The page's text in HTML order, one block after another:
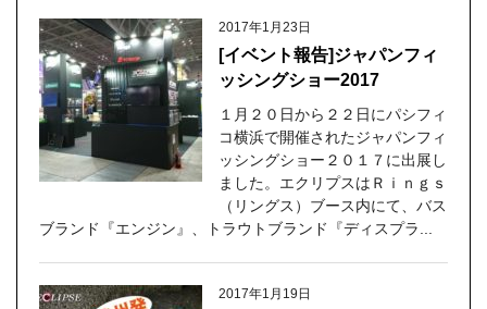
2017年1月23日
[イベント報告]ジャパンフィ
ッシングショー2017
１月２０日から２２日にパシフィ
コ横浜で開催されたジャパンフィ
ッシングショー２０１７に出展し
ました。エクリプスはＲｉｎｇｓ
（リングス）ブース内にて、バス
ブランド『エンジン』、トラウトブランド『ディスプラ...
2017年1月19日